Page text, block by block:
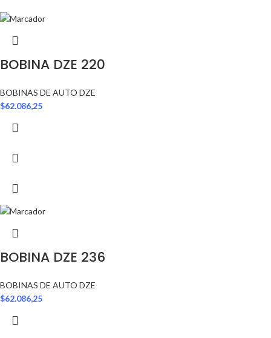
BOBINA DZE 220
BOBINAS DE AUTO DZE
$62.086,25
BOBINA DZE 236
BOBINAS DE AUTO DZE
$62.086,25